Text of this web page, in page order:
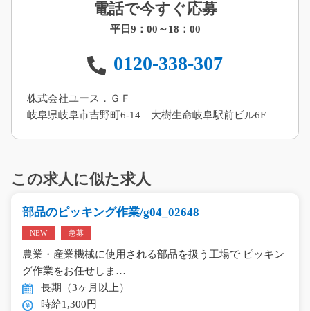
電話で今すぐ応募
平日9：00～18：00
0120-338-307
株式会社ユース．ＧＦ
岐阜県岐阜市吉野町6-14 大樹生命岐阜駅前ビル6F
この求人に似た求人
部品のピッキング作業/g04_02648
NEW 急募
農業・産業機械に使用される部品を扱う工場で ピッキン
グ作業をお任せしま…
長期（3ヶ月以上）
時給1,300円